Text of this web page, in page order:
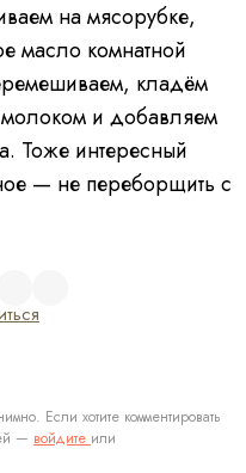
на мясорубке,
масло комнатной
кладём
молоком и добавляем
Тоже интересный
— не переборщить с
Если хотите комментировать
— войдите или